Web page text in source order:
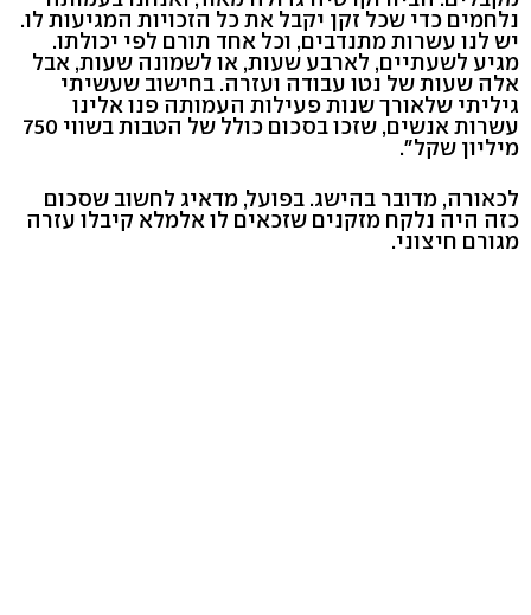
נלחמים כדי שכל זקן יקבל את כל הזכויות המגיעות לו.
יש לנו עשרות מתנדבים, וכל אחד תורם לפי יכולתו.
מגיע לשעתיים, לארבע שעות, או לשמונה שעות, אבל
אלה שעות של נטו עבודה ועזרה. בחישוב שעשיתי
גיליתי שלאורך שנות פעילות העמותה פנו אלינו
עשרות אנשים, שזכו בסכום כולל של הטבות בשווי 750
מיליון שקל".
לכאורה, מדובר בהישג. בפועל, מדאיג לחשוב שסכום
כזה היה נלקח מזקנים שזכאים לו אלמלא קיבלו עזרה
מגורם חיצוני.